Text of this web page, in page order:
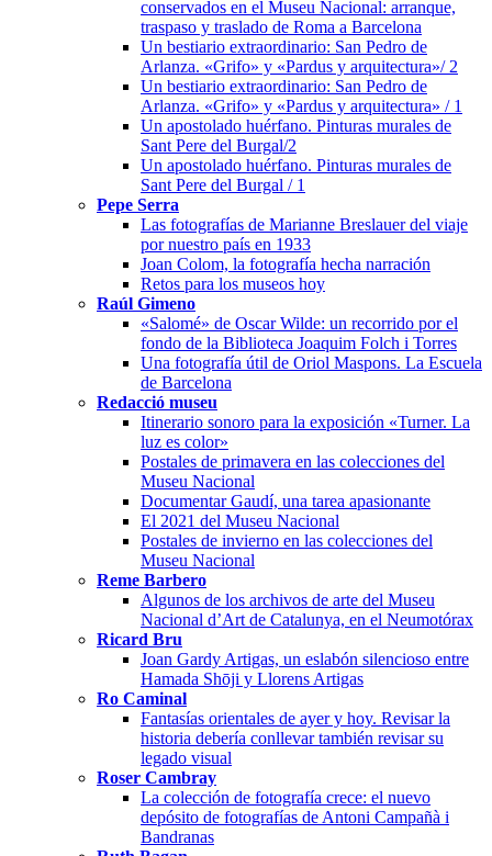
conservados en el Museu Nacional: arranque,
traspaso y traslado de Roma a Barcelona
Un bestiario extraordinario: San Pedro de
Arlanza. «Grifo» y «Pardus y arquitectura»/ 2
Un bestiario extraordinario: San Pedro de
Arlanza. «Grifo» y «Pardus y arquitectura» / 1
Un apostolado huérfano. Pinturas murales de
Sant Pere del Burgal/2
Un apostolado huérfano. Pinturas murales de
Sant Pere del Burgal / 1
Pepe Serra
Las fotografías de Marianne Breslauer del viaje
por nuestro país en 1933
Joan Colom, la fotografía hecha narración
Retos para los museos hoy
Raúl Gimeno
«Salomé» de Oscar Wilde: un recorrido por el
fondo de la Biblioteca Joaquim Folch i Torres
Una fotografía útil de Oriol Maspons. La Escuela
de Barcelona
Redacció museu
Itinerario sonoro para la exposición «Turner. La
luz es color»
Postales de primavera en las colecciones del
Museu Nacional
Documentar Gaudí, una tarea apasionante
El 2021 del Museu Nacional
Postales de invierno en las colecciones del
Museu Nacional
Reme Barbero
Algunos de los archivos de arte del Museu
Nacional d’Art de Catalunya, en el Neumotórax
Ricard Bru
Joan Gardy Artigas, un eslabón silencioso entre
Hamada Shōji y Llorens Artigas
Ro Caminal
Fantasías orientales de ayer y hoy. Revisar la
historia debería conllevar también revisar su
legado visual
Roser Cambray
La colección de fotografía crece: el nuevo
depósito de fotografías de Antoni Campañà i
Bandranas